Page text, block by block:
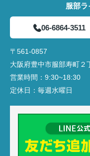
服部
06-6864-3511
〒561-0857
大阪府豊中市服部寿町２
営業時間： 9:30~18:30
定休日： 毎週水曜日